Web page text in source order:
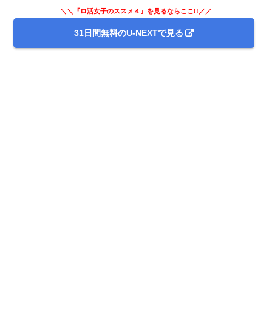
＼＼『ロ活女子のススメ４』を見るならここ!!／／
31日間無料のU-NEXTで見る